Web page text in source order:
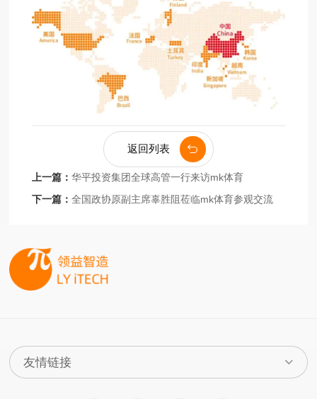
返回列表
上一篇：华平投资集团全球高管一行来访mk体育
下一篇：全国政协原副主席辜胜阻莅临mk体育参观交流